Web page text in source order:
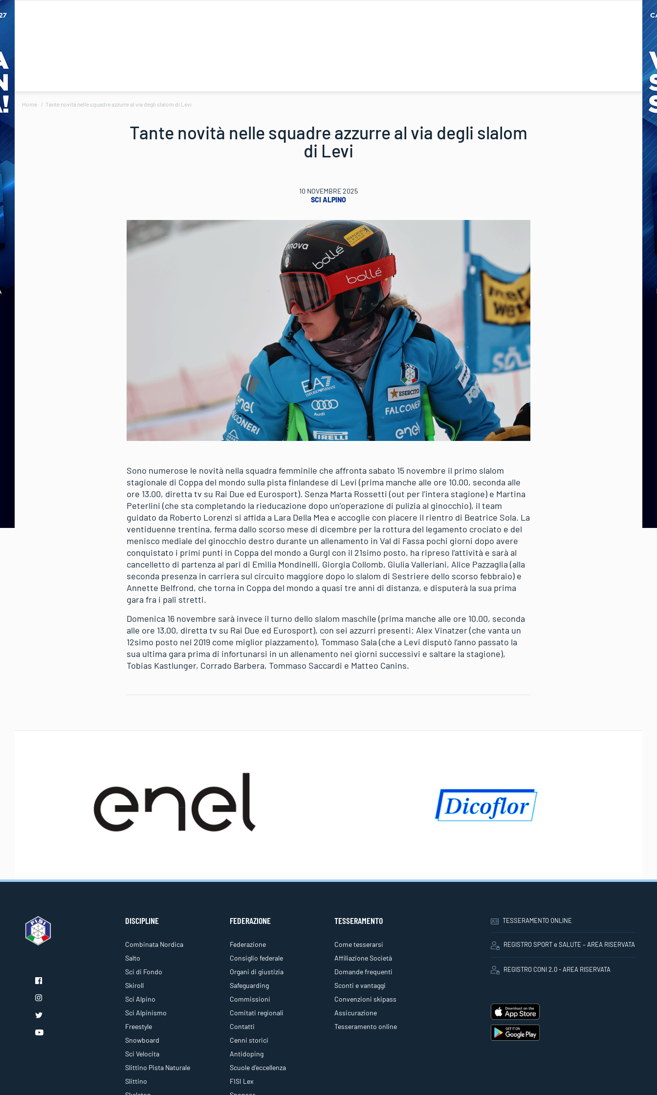
Home Tante novità nelle squadre azzurre al via degli slalom di Levi
Tante novità nelle squadre azzurre al via degli slalom
di Levi
10 NOVEMBRE 2025
SCI ALPINO
Sono numerose le novità nella squadra femminile che affronta sabato 15 novembre il primo slalom
stagionale di Coppa del mondo sulla pista finlandese di Levi (prima manche alle ore 10.00, seconda alle
ore 13.00, diretta tv su Rai Due ed Eurosport). Senza Marta Rossetti (out per l’intera stagione) e Martina
Peterlini (che sta completando la rieducazione dopo un’operazione di pulizia al ginocchio), il team
guidato da Roberto Lorenzi si affida a Lara Della Mea e accoglie con piacere il rientro di Beatrice Sola. La
ventiduenne trentina, ferma dallo scorso mese di dicembre per la rottura del legamento crociato e del
menisco mediale del ginocchio destro durante un allenamento in Val di Fassa pochi giorni dopo avere
conquistato i primi punti in Coppa del mondo a Gurgl con il 21simo posto, ha ripreso l’attività e sarà al
cancelletto di partenza al pari di Emilia Mondinelli, Giorgia Collomb, Giulia Valleriani, Alice Pazzaglia (alla
seconda presenza in carriera sul circuito maggiore dopo lo slalom di Sestriere dello scorso febbraio) e
Annette Belfrond, che torna in Coppa del mondo a quasi tre anni di distanza, e disputerà la sua prima
gara fra i pali stretti.
Domenica 16 novembre sarà invece il turno dello slalom maschile (prima manche alle ore 10.00, seconda
alle ore 13.00, diretta tv su Rai Due ed Eurosport), con sei azzurri presenti: Alex Vinatzer (che vanta un
12simo posto nel 2019 come miglior piazzamento), Tommaso Sala (che a Levi disputò l’anno passato la
sua ultima gara prima di infortunarsi in un allenamento nei giorni successivi e saltare la stagione),
Tobias Kastlunger, Corrado Barbera, Tommaso Saccardi e Matteo Canins.
DISCIPLINE
Combinata Nordica
Salto
Sci di Fondo
Skiroll
Sci Alpino
Sci Alpinismo
Freestyle
Snowboard
Sci Velocita
Slittino Pista Naturale
Slittino
FEDERAZIONE
Federazione
Consiglio federale
Organi di giustizia
Safeguarding
Commissioni
Comitati regionali
Contatti
Cenni storici
Antidoping
Scuole d'eccellenza
FISI Lex
TESSERAMENTO
Come tesserarsi
Affiliazione Società
Domande frequenti
Sconti e vantaggi
Convenzioni skipass
Assicurazione
Tesseramento online
TESSERAMENTO ONLINE
REGISTRO SPORT e SALUTE – AREA RISERVATA
REGISTRO CONI 2.0 - AREA RISERVATA